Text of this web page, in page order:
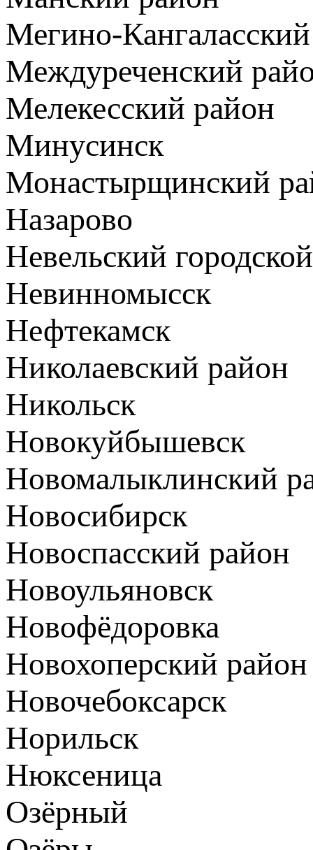
Мегино-
Междуреченский
Мелекесский район
Минусинск
Монастырщинский
Назарово
Невельский
Невинномысск
Нефтекамск
Николаевский район
Никольск
Новокуйбышевск
Новомалыклинский
Новосибирск
Новоспасский район
Новоульяновск
Новофёдоровка
Новохоперский район
Новочебоксарск
Норильск
Нюксеница
Озёрный